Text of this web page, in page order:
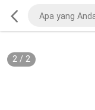
2/ 2